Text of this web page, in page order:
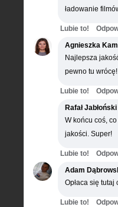
ładowanie
Lubie to!
Agnieszka
Najlepsza
pewno tu
Lubie to!
Rafał Jabłoński
W końcu coś,
jakości. Super!
Lubie to!
Adam
Opłaca się tutaj
Lubie to!